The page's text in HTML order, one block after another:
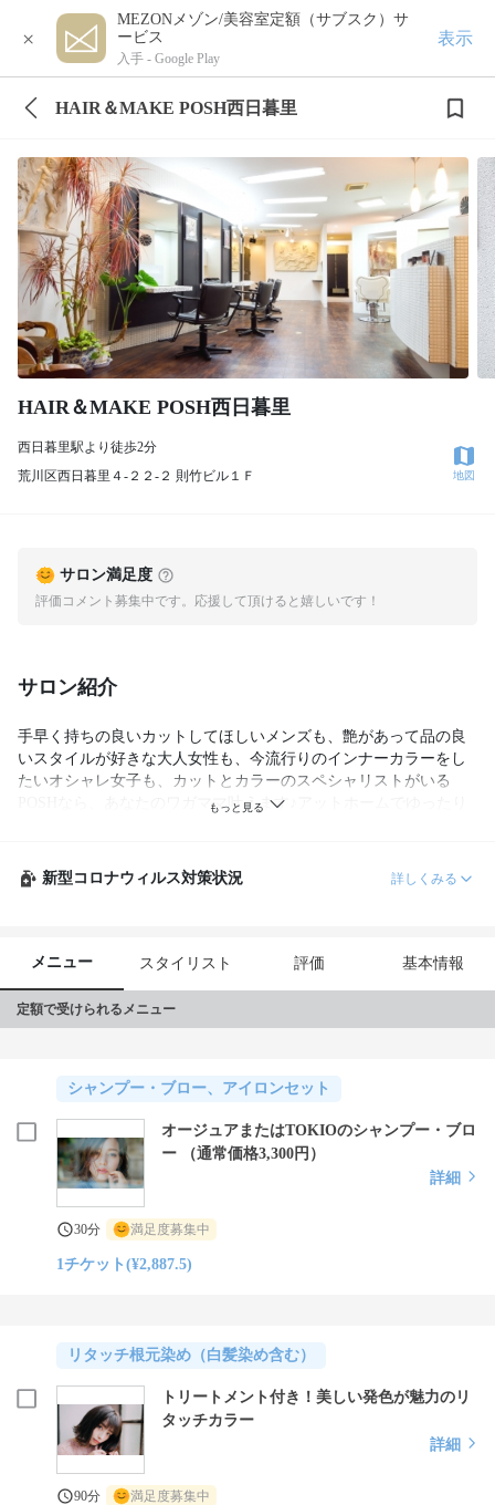
×
MEZONメゾン/美容室定額（サブスク）サ
ービス
入手 - Google Play
表示
HAIR＆MAKE POSH西日暮里
HAIR＆MAKE POSH西日暮里
西日暮里駅より徒歩2分
荒川区西日暮里４‐２２‐２ 則竹ビル１Ｆ
地図
サロン満足度
評価コメント募集中です。応援して頂けると嬉しいです！
サロン紹介
手早く持ちの良いカットしてほしいメンズも、艶があって品の良
いスタイルが好きな大人女性も、今流行りのインナーカラーをし
たいオシャレ女子も、カットとカラーのスペシャリストがいる
POSHなら、あなたのワガママ叶えます♪アットホームでゆったり
新型コロナウィルス対策状況 詳しくみる
メニュー スタイリスト 評価 基本情報
定額で受けられるメニュー
シャンプー・ブロー、アイロンセット
オージュアまたはTOKIOのシャンプー・ブロ
ー （通常価格3,300円）
詳細
30分 満足度募集中
1チケット(¥2,887.5)
リタッチ根元染め（白髪染め含む）
トリートメント付き！美しい発色が魅力のリ
タッチカラー
詳細
90分 満足度募集中